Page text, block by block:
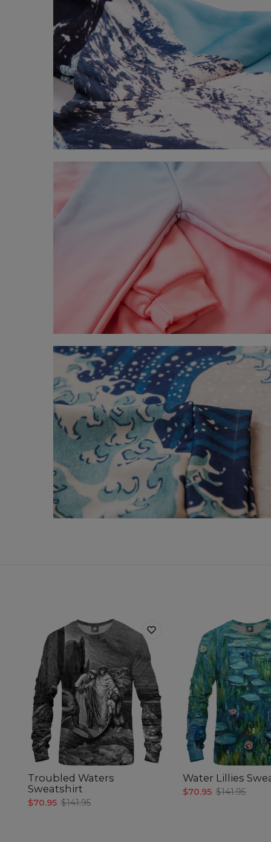
Troubled Waters
Sweatshirt
$70.95 $141.95
Water Lillies
$70.95 $141.95